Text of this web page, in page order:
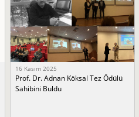
16 Kasım 2025
Prof. Dr. Adnan Köksal Tez Ödülü
Sahibini Buldu